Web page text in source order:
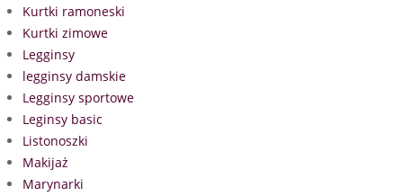
Kurtki ramoneski
Kurtki zimowe
Legginsy
legginsy damskie
Legginsy sportowe
Leginsy basic
Listonoszki
Makijaż
Marynarki